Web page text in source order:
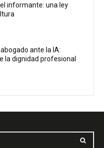
informante: una ley
ante la IA:
la dignidad profesional